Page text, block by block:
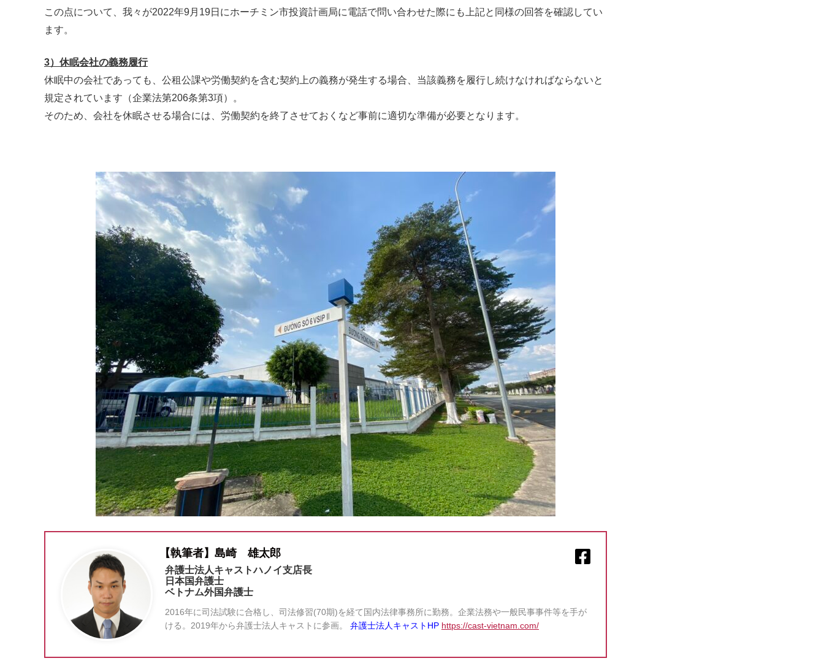
この点について、我々が2022年9月19日にホーチミン市投資計画局に電話で問い合わせた際にも上記と同様の回答を確認してい
ます。
3）休眠会社の義務履行
休眠中の会社であっても、公租公課や労働契約を含む契約上の義務が発生する場合、当該義務を履行し続けなければならないと
規定されています（企業法第206条第3項）。
そのため、会社を休眠させる場合には、労働契約を終了させておくなど事前に適切な準備が必要となります。
【執筆者】島崎 雄太郎
弁護士法人キャストハノイ支店長
日本国弁護士
ベトナム外国弁護士
2016年に司法試験に合格し、司法修習(70期)を経て国内法律事務所に勤務。企業法務や一般民事事件等を手が
ける。2019年から弁護士法人キャストに参画。 弁護士法人キャストHP https://cast-vietnam.com/